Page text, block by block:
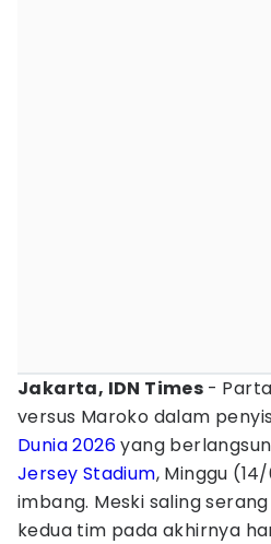
Jakarta, IDN Times -
versus Maroko dalam
Dunia 2026yang
Jersey Stadium, Minggu
imbang. Meski saling
kedua tim pada akhirnya